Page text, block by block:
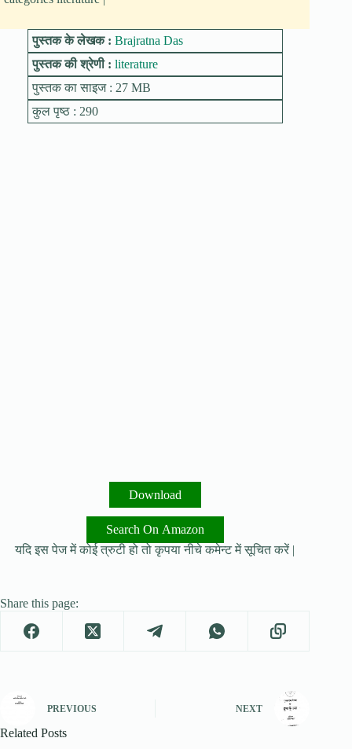
पुस्तक के लेखक : Brajratna Das
पुस्तक की श्रेणी : literature
पुस्तक का साइज : 27 MB
कुल पृष्ठ : 290
Download
Search On Amazon
यदि इस पेज में कोई त्रुटी हो तो कृपया नीचे कमेन्ट में सूचित करें |
Share this page:
PREVIOUS NEXT
Related Posts